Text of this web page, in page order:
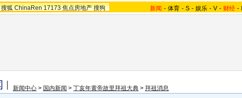
搜狐 ChinaRen 17173 焦点房地产 搜狗 新闻 - 体育 - S - 娱乐 - V - 财经 -
新闻中心 > 国内新闻 > 丁亥年黄帝故里拜祖大典 > 拜祖消息